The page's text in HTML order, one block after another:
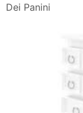
Dei Panini